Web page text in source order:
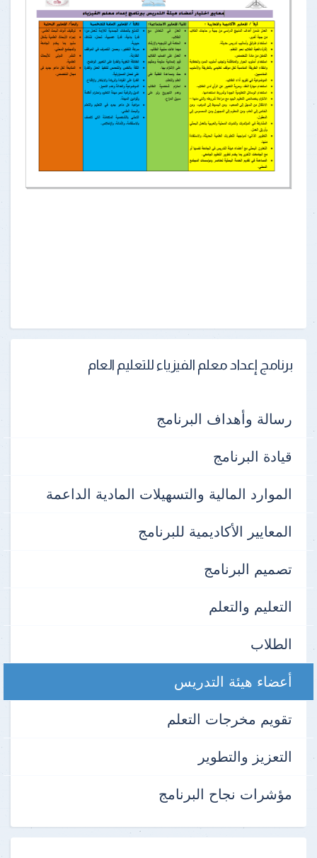
برنامج إعداد معلم الفيزياء للتعليم العام
رسالة وأهداف البرنامج
قيادة البرنامج
الموارد المالية والتسهيلات المادية الداعمة
المعايير الأكاديمية للبرنامج
تصميم البرنامج
التعليم والتعلم
الطلاب
أعضاء هيئة التدريس
تقويم مخرجات التعلم
التعزيز والتطوير
مؤشرات نجاح البرنامج